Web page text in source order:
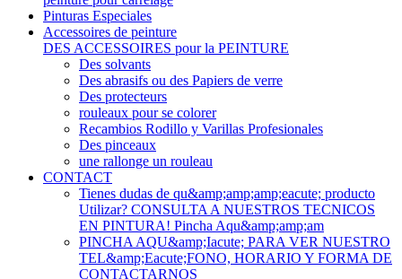
Pinturas Especiales
Accessoires de peinture
DES ACCESSOIRES pour la PEINTURE
Des solvants
Des abrasifs ou des Papiers de verre
Des protecteurs
rouleaux pour se colorer
Recambios Rodillo y Varillas Profesionales
Des pinceaux
une rallonge un rouleau
CONTACT
Tienes dudas de qu&amp;amp;amp;eacute; producto
Utilizar? CONSULTA A NUESTROS TECNICOS
EN PINTURA! Pincha Aqu&amp;amp;am
PINCHA AQU&amp;Iacute; PARA VER NUESTRO
TEL&amp;Eacute;FONO, HORARIO Y FORMA DE
CONTACTARNOS